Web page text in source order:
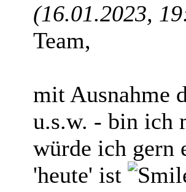
(16.01.2023,
Team,
mit Ausnahme
u.s.w. - bin ich
würde ich gern
'heute' ist